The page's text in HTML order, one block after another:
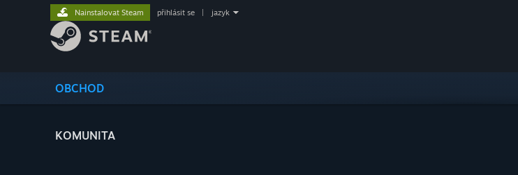
OBCHOD
KOMUNITA
Nainstalovat Steam přihlásit se jazyk